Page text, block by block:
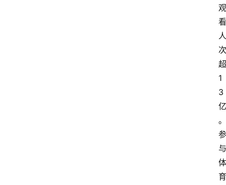
观
看
人
次
超
1
3
亿
。
参
与
体
育